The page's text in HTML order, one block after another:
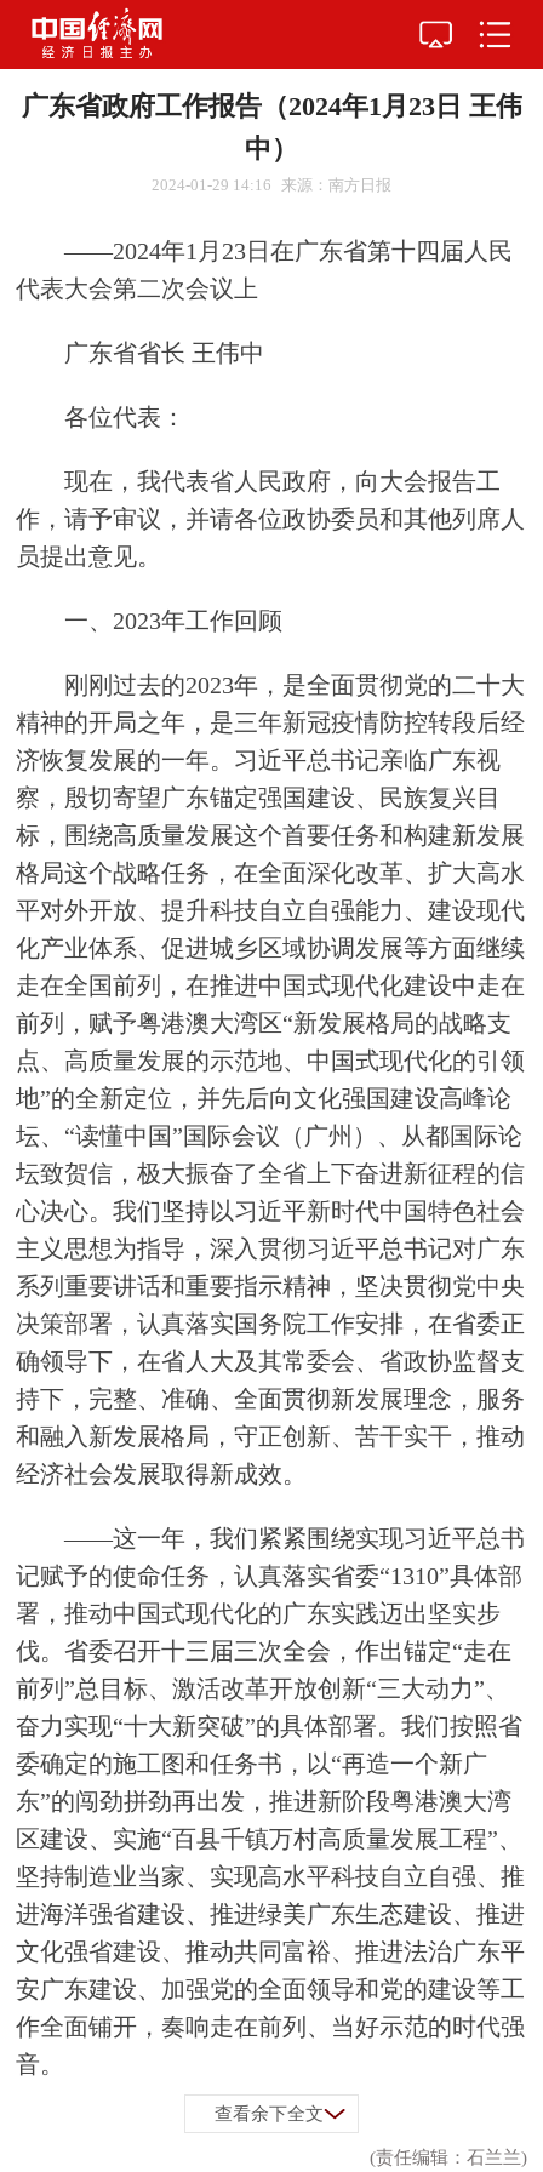
广东省政府工作报告（2024年1月23日 王伟
中）
2024-01-29 14:16 来源：南方日报
——2024年1月23日在广东省第十四届人民
代表大会第二次会议上
广东省省长 王伟中
各位代表：
现在，我代表省人民政府，向大会报告工
作，请予审议，并请各位政协委员和其他列席人
员提出意见。
一、2023年工作回顾
刚刚过去的2023年，是全面贯彻党的二十大
精神的开局之年，是三年新冠疫情防控转段后经
济恢复发展的一年。习近平总书记亲临广东视
察，殷切寄望广东锚定强国建设、民族复兴目
标，围绕高质量发展这个首要任务和构建新发展
格局这个战略任务，在全面深化改革、扩大高水
平对外开放、提升科技自立自强能力、建设现代
化产业体系、促进城乡区域协调发展等方面继续
走在全国前列，在推进中国式现代化建设中走在
前列，赋予粤港澳大湾区“新发展格局的战略支
点、高质量发展的示范地、中国式现代化的引领
地”的全新定位，并先后向文化强国建设高峰论
坛、“读懂中国”国际会议（广州）、从都国际论
坛致贺信，极大振奋了全省上下奋进新征程的信
心决心。我们坚持以习近平新时代中国特色社会
主义思想为指导，深入贯彻习近平总书记对广东
系列重要讲话和重要指示精神，坚决贯彻党中央
决策部署，认真落实国务院工作安排，在省委正
确领导下，在省人大及其常委会、省政协监督支
持下，完整、准确、全面贯彻新发展理念，服务
和融入新发展格局，守正创新、苦干实干，推动
经济社会发展取得新成效。
——这一年，我们紧紧围绕实现习近平总书
记赋予的使命任务，认真落实省委“1310”具体部
署，推动中国式现代化的广东实践迈出坚实步
伐。省委召开十三届三次全会，作出锚定“走在
前列”总目标、激活改革开放创新“三大动力”、
奋力实现“十大新突破”的具体部署。我们按照省
委确定的施工图和任务书，以“再造一个新广
东”的闯劲拼劲再出发，推进新阶段粤港澳大湾
区建设、实施“百县千镇万村高质量发展工程”、
坚持制造业当家、实现高水平科技自立自强、推
进海洋强省建设、推进绿美广东生态建设、推进
文化强省建设、推动共同富裕、推进法治广东平
安广东建设、加强党的全面领导和党的建设等工
作全面铺开，奏响走在前列、当好示范的时代强
音。
查看余下全文
(责任编辑：石兰兰)